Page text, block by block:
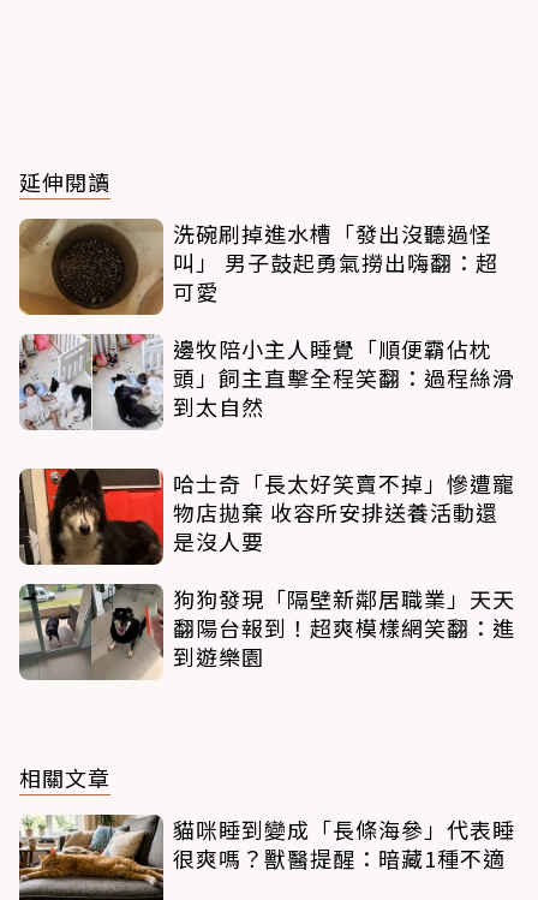
延伸閱讀
洗碗刷掉進水槽「發出沒聽過怪
叫」 男子鼓起勇氣撈出嗨翻：超
可愛
邊牧陪小主人睡覺「順便霸佔枕
頭」飼主直擊全程笑翻：過程絲滑
到太自然
哈士奇「長太好笑賣不掉」慘遭寵
物店拋棄 收容所安排送養活動還
是沒人要
狗狗發現「隔壁新鄰居職業」天天
翻陽台報到！超爽模樣網笑翻：進
到遊樂園
相關文章
貓咪睡到變成「長條海參」代表睡
很爽嗎？獸醫提醒：暗藏1種不適